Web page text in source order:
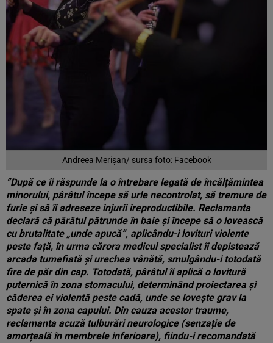
Andreea Merișan/ sursa foto: Facebook
”După ce îi răspunde la o întrebare legată de încălțămintea
minorului, pârâtul începe să urle necontrolat, să tremure de
furie și să îi adreseze injurii ireproductibile. Reclamanta
declară că pârâtul pătrunde în baie și începe să o lovească
cu brutalitate „unde apucă”, aplicându-i lovituri violente
peste față, în urma cărora medicul specialist îi depistează
arcada tumefiată și urechea vânătă, smulgându-i totodată
fire de păr din cap. Totodată, pârâtul îi aplică o lovitură
puternică în zona stomacului, determinând proiectarea și
căderea ei violentă peste cadă, unde se lovește grav la
spate și în zona capului. Din cauza acestor traume,
reclamanta acuză tulburări neurologice (senzație de
amorțeală în membrele inferioare), fiindu-i recomandată